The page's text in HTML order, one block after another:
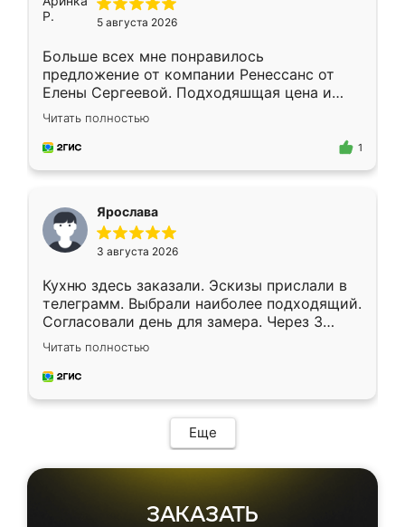
5 августа 2026
Больше всех мне понравилось
предложение от компании Ренессанс от
Елены Сергеевой. Подходяшщая цена и
короткие сроки изготовления. Приехавший
для замера сотрудник Владислав
предложил по моему эскизу самый
Читать полностью
1
Ярослава
3 августа 2026
Кухню здесь заказали. Эскизы прислали в
телеграмм. Выбрали наиболее подходящий.
Согласовали день для замера. Через 3
недели кухня была уже готова. Остались
довольны работой. Спасибо Ренессанс
мебель за качественную работу!
Читать полностью
Еще
ЗАКАЗАТЬ